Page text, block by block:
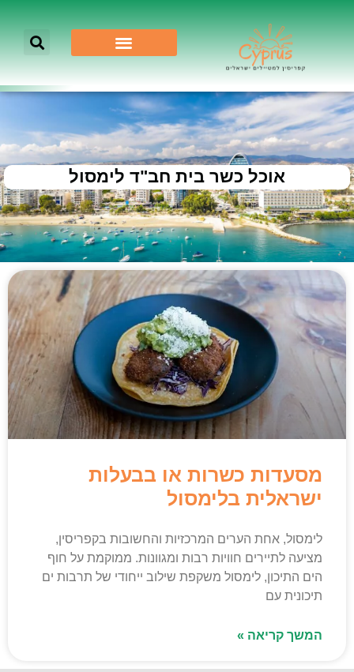
אוכל כשר בית חב"ד לימסול
מסעדות כשרות או בבעלות
ישראלית בלימסול
לימסול, אחת הערים המרכזיות והחשובות בקפריסין,
מציעה לתיירים חוויות רבות ומגוונות. ממוקמת על חוף
הים התיכון, לימסול משקפת שילוב ייחודי של תרבות ים
תיכונית עם
המשך קריאה »